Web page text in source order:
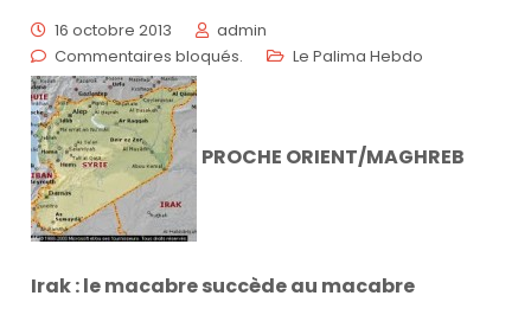
16 octobre 2013
admin
Commentaires bloqués.
Le Palima Hebdo
PROCHE ORIENT/MAGHREB
Irak : le macabre succède au macabre